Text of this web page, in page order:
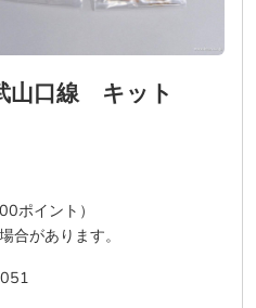
山口線 キット
ポイント）
合があります。